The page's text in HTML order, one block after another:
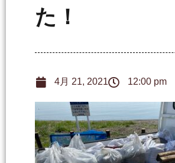
た！
4月 21, 2021 12:00 pm